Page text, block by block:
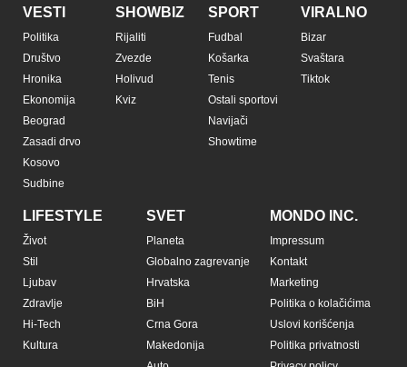
VESTI
Politika
Društvo
Hronika
Ekonomija
Beograd
Zasadi drvo
Kosovo
Sudbine
SHOWBIZ
Rijaliti
Zvezde
Holivud
Kviz
SPORT
Fudbal
Košarka
Tenis
Ostali sportovi
Navijači
Showtime
VIRALNO
Bizar
Svaštara
Tiktok
LIFESTYLE
Život
Stil
Ljubav
Zdravlje
Hi-Tech
Kultura
SVET
Planeta
Globalno zagrevanje
Hrvatska
BiH
Crna Gora
Makedonija
MONDO INC.
Impressum
Kontakt
Marketing
Politika o kolačićima
Uslovi korišćenja
Politika privatnosti